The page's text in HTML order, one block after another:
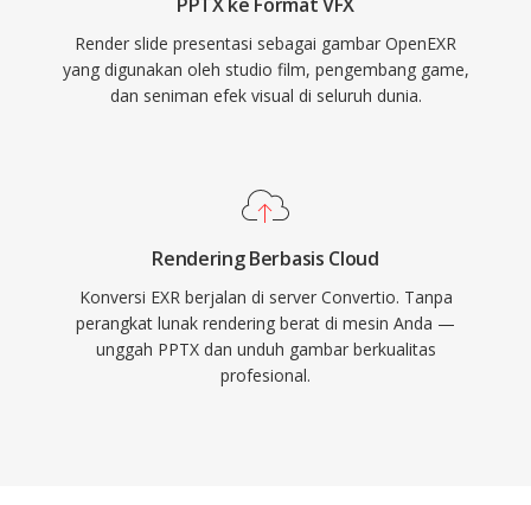
Render slide presentasi sebagai gambar OpenEXR
yang digunakan oleh studio film, pengembang game,
dan seniman efek visual di seluruh dunia.
Rendering Berbasis Cloud
Konversi EXR berjalan di server Convertio. Tanpa
perangkat lunak rendering berat di mesin Anda —
unggah PPTX dan unduh gambar berkualitas
profesional.